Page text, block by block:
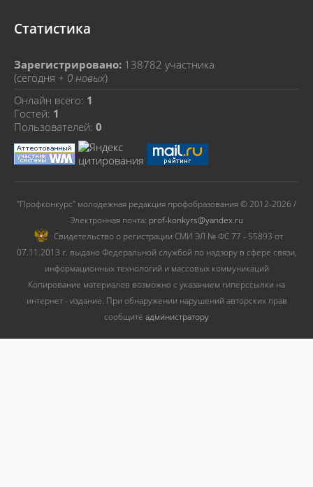
Статистика
Зарегистрировано: 138782 участника
(сегодня + 0 новых)
Онлайн всего: 1
Гостей: 1
Пользователей: 0
"Профконкурс" молодежная редакция профобразования © 2012-2026 /
Электронная почта: prof-konkyrs@yandex.ru
Cвидетельство о регистрации СМИ ЭЛ № ФС 77 - 55893 от
07.11.2013 г. выдано Федеральной службой по надзору в сфере связи,
информационных технологий и массовых коммуникаций
Копирование материалов возможно с указанием гиперссылки на
интернет - издание. При обнаружении нарушений авторских прав
сообщите администратору